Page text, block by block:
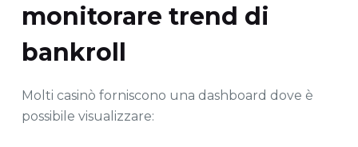
monitorare trend di
bankroll
Molti casinò forniscono una dashboard dove è
possibile visualizzare: